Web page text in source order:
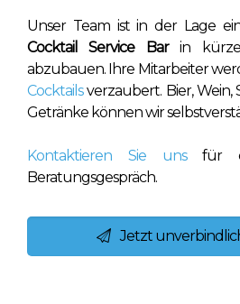
Unser Team ist in der Lage
Cocktail Service Barin
abzubauen. Ihre Mitarbeiter
Cocktailsverzaubert. Bier,
Getränke können wir
Kontaktieren Sie unsfür
Beratungsgespräch.
Jetzt